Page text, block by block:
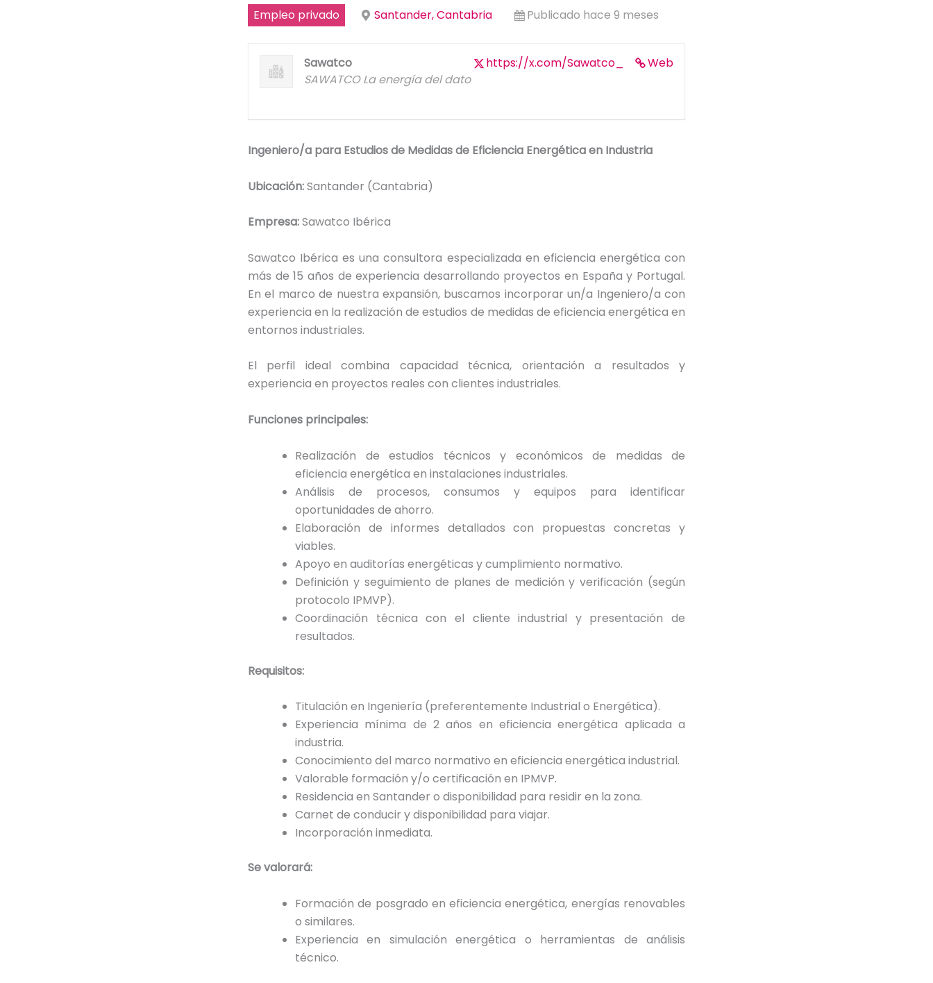
Empleo privado Santander, Cantabria Publicado hace 9 meses
Web
https://x.com/Sawatco_
Sawatco
SAWATCO La energía del dato
Ingeniero/a para Estudios de Medidas de Eficiencia Energética en Industria
Ubicación:Santander (Cantabria)
Empresa:Sawatco Ibérica
Sawatco Ibérica es una consultora especializada en eficiencia energética con
más de 15 años de experiencia desarrollando proyectos en España y Portugal.
En el marco de nuestra expansión, buscamos incorporar un/a Ingeniero/a con
experiencia en la realización de estudios de medidas de eficiencia energética en
entornos industriales.
El perfil ideal combina capacidad técnica, orientación a resultados y
experiencia en proyectos reales con clientes industriales.
Funciones principales:
Realización de estudios técnicos y económicos de medidas de
eficiencia energética en instalaciones industriales.
Análisis de procesos, consumos y equipos para identificar
oportunidades de ahorro.
Elaboración de informes detallados con propuestas concretas y
viables.
Apoyo en auditorías energéticas y cumplimiento normativo.
Definición y seguimiento de planes de medición y verificación (según
protocolo IPMVP).
Coordinación técnica con el cliente industrial y presentación de
resultados.
Requisitos:
Titulación en Ingeniería (preferentemente Industrial o Energética).
Experiencia mínima de 2 años en eficiencia energética aplicada a
industria.
Conocimiento del marco normativo en eficiencia energética industrial.
Valorable formación y/o certificación en IPMVP.
Residencia en Santander o disponibilidad para residir en la zona.
Carnet de conducir y disponibilidad para viajar.
Incorporación inmediata.
Se valorará:
Formación de posgrado en eficiencia energética, energías renovables
o similares.
Experiencia en simulación energética o herramientas de análisis
técnico.